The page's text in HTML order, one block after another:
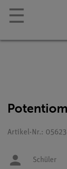
☰
Artikel-Nr.:
Schüler